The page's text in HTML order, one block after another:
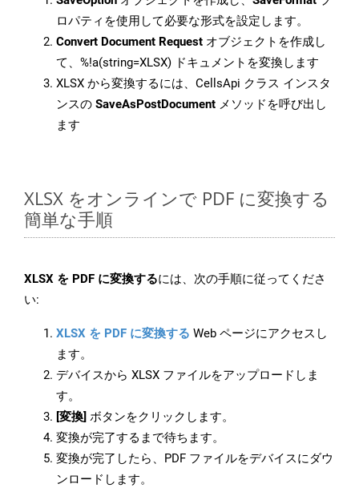
ロパティを使用して必要な形式を設定します。
Convert Document Request オブジェクトを作成し
て、%!a(string=XLSX) ドキュメントを変換します
XLSX から変換するには、CellsApi クラス インスタ
ンスの SaveAsPostDocument メソッドを呼び出し
ます
XLSX をオンラインで PDF に変換する
簡単な手順
XLSX を PDF に変換するには、次の手順に従ってくださ
い:
XLSX を PDF に変換する Web ページにアクセスし
ます。
デバイスから XLSX ファイルをアップロードしま
す。
[変換] ボタンをクリックします。
変換が完了するまで待ちます。
変換が完了したら、PDF ファイルをデバイスにダウ
ンロードします。